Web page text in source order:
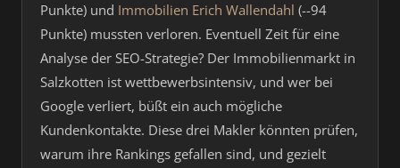
Punkte) und Immobilien Erich Wallendahl (--94
Punkte) mussten verloren. Eventuell Zeit für eine
Analyse der SEO-Strategie? Der Immobilienmarkt in
Salzkotten ist wettbewerbsintensiv, und wer bei
Google verliert, büßt ein auch mögliche
Kundenkontakte. Diese drei Makler könnten prüfen,
warum ihre Rankings gefallen sind, und gezielt